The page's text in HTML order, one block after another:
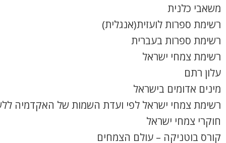
משאבי כלנית
רשימת ספרות לועזית(אנגלית)
רשימת ספרות בעברית
רשימת צמחי ישראל
עלון רתם
מינים אדומים בישראל
רשימת צמחי ישראל לפי ועדת השמות של האקדמיה
חוקרי צמחי ישראל
קורס בוטניקה – עולם הצמחים